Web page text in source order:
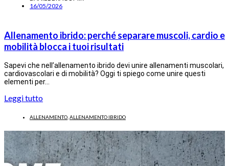
16/05/2026
Allenamento ibrido: perché separare muscoli, cardio e
mobilità blocca i tuoi risultati
Sapevi che nell’allenamento ibrido devi unire allenamenti muscolari,
cardiovascolari e di mobilità? Oggi ti spiego come unire questi
elementi per…
Leggi tutto
ALLENAMENTO ALLENAMENTO IBRIDO